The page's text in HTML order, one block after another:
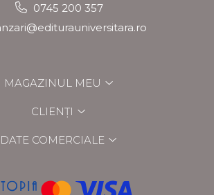
0745 200 357
MAGAZINUL MEU
CLIENȚI
DATE COMERCIALE